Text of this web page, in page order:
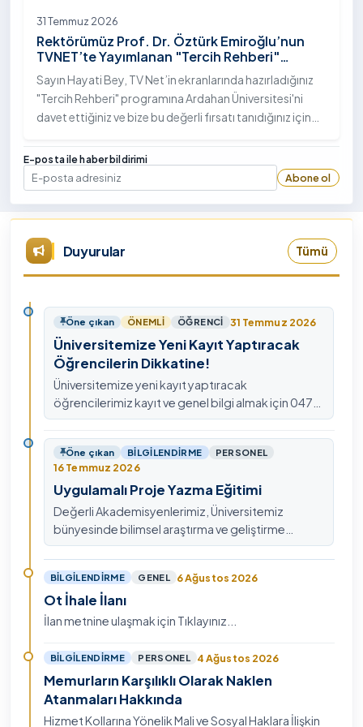
31 Temmuz 2026
Rektörümüz Prof. Dr. Öztürk Emiroğlu’nun
TVNET’te Yayımlanan "Tercih Rehberi"
Programındaki Röportajı
Sayın Hayati Bey, TV Net’in ekranlarında hazırladığınız
"Tercih Rehberi" programına Ardahan Üniversitesi'ni
davet ettiğiniz ve bize bu değerli fırsatı tanıdığınız için
teşekkürlerimi sunuyorum.
E-posta ile haber bildirimi
E-posta
Abone ol
Duyurular Tümü
Öne çıkan ÖNEMLI ÖĞRENCI 31 Temmuz 2026
Üniversitemize Yeni Kayıt Yaptıracak
Öğrencilerin Dikkatine!
Üniversitemize yeni kayıt yaptıracak
öğrencilerimiz kayıt ve genel bilgi almak için 0478
211 75 75 Dahili: 1913 nolu telefondan
ulaşabilirsiniz.
Öne çıkan BILGILENDIRME PERSONEL
16 Temmuz 2026
Uygulamalı Proje Yazma Eğitimi
Değerli Akademisyenlerimiz, Üniversitemiz
bünyesinde bilimsel araştırma ve geliştirme
kültürünü güçlendirmek, ulusal ve uluslararası fon
mekanizmala…
BILGILENDIRME GENEL 6 Ağustos 2026
Ot İhale İlanı
İlan metnine ulaşmak için Tıklayınız...
BILGILENDIRME PERSONEL 4 Ağustos 2026
Memurların Karşılıklı Olarak Naklen
Atanmaları Hakkında
Hizmet Kollarına Yönelik Mali ve Sosyal Haklara İlişkin